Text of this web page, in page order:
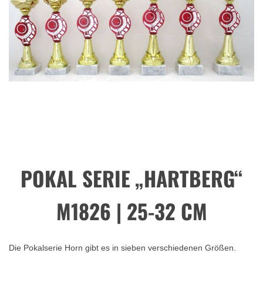
POKAL SERIE „HARTBERG“
M1826 | 25-32 CM
Die Pokalserie Horn gibt es in sieben verschiedenen Größen.